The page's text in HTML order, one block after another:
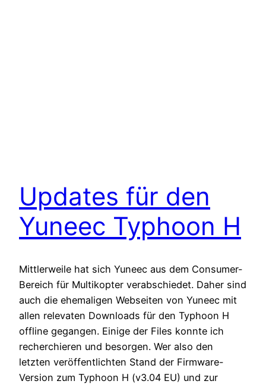
Updates für den
Yuneec Typhoon H
Mittlerweile hat sich Yuneec aus dem Consumer-
Bereich für Multikopter verabschiedet. Daher sind
auch die ehemaligen Webseiten von Yuneec mit
allen relevaten Downloads für den Typhoon H
offline gegangen. Einige der Files konnte ich
recherchieren und besorgen. Wer also den
letzten veröffentlichten Stand der Firmware-
Version zum Typhoon H (v3.04 EU) und zur